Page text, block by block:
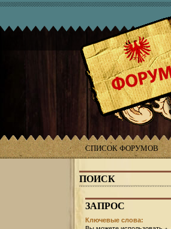
СПИСОК ФОРУМОВ
ПОИСК
ЗАПРОС
Ключевые слова: